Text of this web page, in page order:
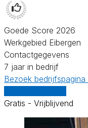
Goede Score 2026
Werkgebied Eibergen
Contactgegevens
7 jaar in bedrijf
Bezoek bedrijfspagina
Gratis - Vrijblijvend